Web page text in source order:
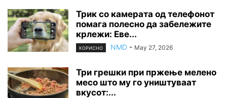
Трик со камерата од телефонот
помага полесно да забележите
крлежи: Еве...
КОРИСНО NMD - May 27, 2026
Три грешки при пржење мелено
месо што му го уништуваат
вкусот:...